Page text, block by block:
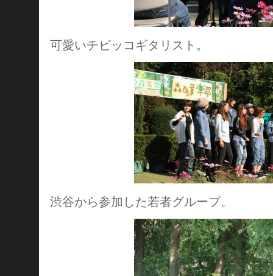
可愛いチビッコギタリスト。
渋谷から参加した若者グループ。